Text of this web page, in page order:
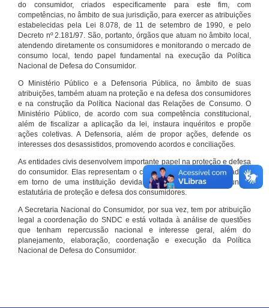
do consumidor, criados especificamente para este fim, com
competências, no âmbito de sua jurisdição, para exercer as atribuições
estabelecidas pela Lei 8.078, de 11 de setembro de 1990, e pelo
Decreto nº 2.181/97. São, portanto, órgãos que atuam no âmbito local,
atendendo diretamente os consumidores e monitorando o mercado de
consumo local, tendo papel fundamental na execução da Política
Nacional de Defesa do Consumidor.
O Ministério Público e a Defensoria Pública, no âmbito de suas
atribuições, também atuam na proteção e na defesa dos consumidores
e na construção da Política Nacional das Relações de Consumo. O
Ministério Público, de acordo com sua competência constitucional,
além de fiscalizar a aplicação da lei, instaura inquéritos e propõe
ações coletivas. A Defensoria, além de propor ações, defende os
interesses dos desassistidos, promovendo acordos e conciliações.
As entidades civis desenvolvem importante papel na proteção e defesa
do consumidor. Elas representam o conjunto organizado de cidadãos
em torno de uma instituição devidamente registrada e com função
estatutária de proteção e defesa dos consumidores.
A Secretaria Nacional do Consumidor, por sua vez, tem por atribuição
legal a coordenação do SNDC e está voltada à análise de questões
que tenham repercussão nacional e interesse geral, além do
planejamento, elaboração, coordenação e execução da Política
Nacional de Defesa do Consumidor.